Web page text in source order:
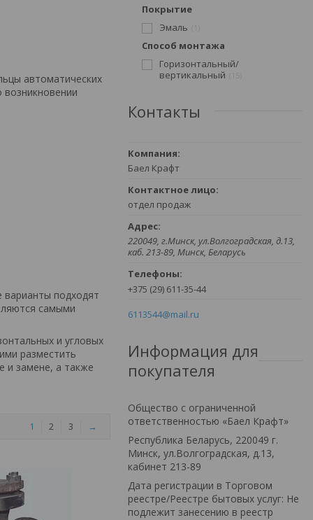
автоматических
подходят
самыми
и угловых
разместить
и замене, а также
1 2 3 →
Покрытие
Эмаль
Способ монтажа
Горизонтальный/
вертикальный
Контакты
Баел Крафт
отдел продаж
220049, г.Минск, ул.Волгоградская, д.13,
каб. 213-89, Минск, Беларусь
+375 (29) 611-35-44
6113544@mail.ru
Информация для
покупателя
Общество с ограниченной
ответственностью «Баел Крафт»
Республика Беларусь, 220049 г.
Минск, ул.Волгоградская, д.13,
кабинет 213-89
Дата регистрации в Торговом
реестре/Реестре бытовых услуг: Не
подлежит занесению в реестр